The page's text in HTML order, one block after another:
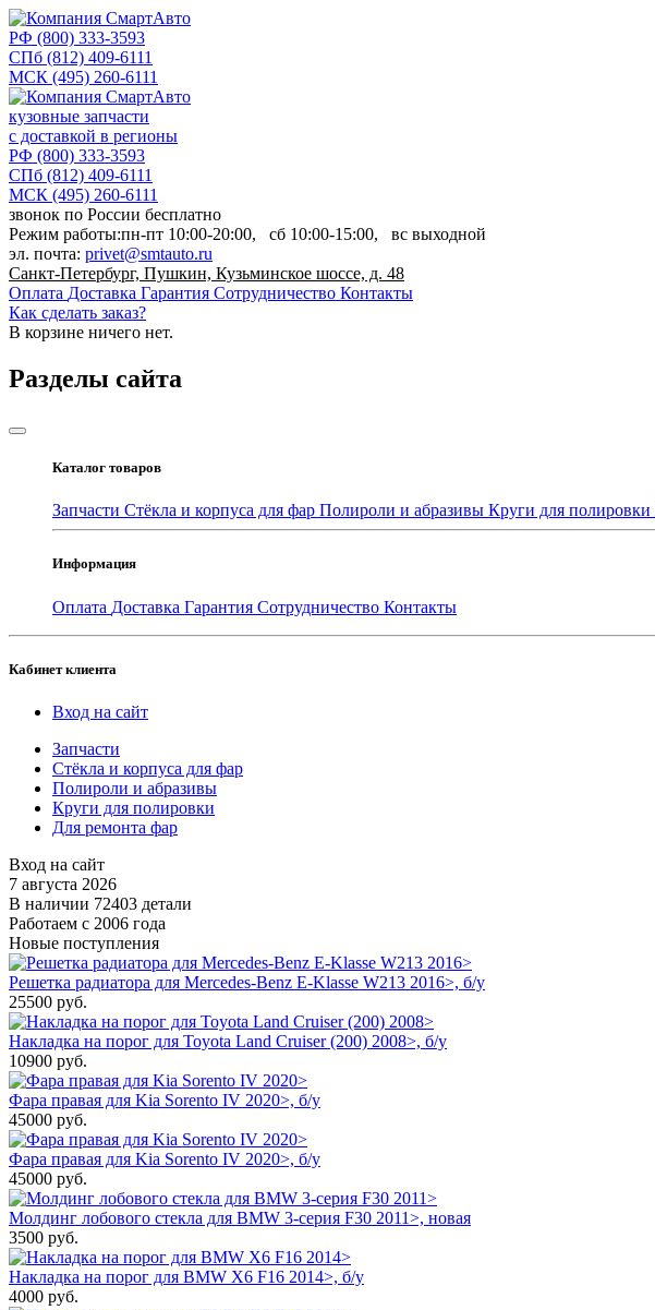
РФ (800) 333-3593
СПб (812) 409-6111
МСК (495) 260-6111
кузовные запчасти
с доставкой в регионы
РФ (800) 333-3593
СПб (812) 409-6111
МСК (495) 260-6111
звонок по России бесплатно
Режим работы:пн-пт 10:00-20:00, сб 10:00-15:00, вс выходной
эл. почта: privet@smtauto.ru
Санкт-Петербург, Пушкин, Кузьминское шоссе, д. 48
Оплата Доставка Гарантия Сотрудничество Контакты
Как сделать заказ?
В корзине ничего нет.
Разделы сайта
Каталог товаров
Запчасти Стёкла и корпуса для фар Полироли и абразивы Круги для полировки
Информация
Оплата Доставка Гарантия Сотрудничество Контакты
Кабинет клиента
Вход на сайт
Запчасти
Стёкла и корпуса для фар
Полироли и абразивы
Круги для полировки
Для ремонта фар
Вход на сайт
7 августа 2026
В наличии 72403 детали
Работаем с 2006 года
Новые поступления
Решетка радиатора для Mercedes-Benz E-Klasse W213 2016>, б/у
25500 руб.
Накладка на порог для Toyota Land Cruiser (200) 2008>, б/у
10900 руб.
Фара правая для Kia Sorento IV 2020>, б/у
45000 руб.
Фара правая для Kia Sorento IV 2020>, б/у
45000 руб.
Молдинг лобового стекла для BMW 3-серия F30 2011>, новая
3500 руб.
Накладка на порог для BMW X6 F16 2014>, б/у
4000 руб.